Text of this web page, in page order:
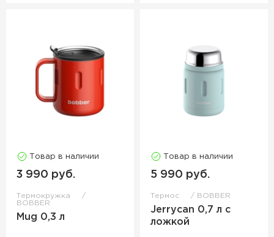
Товар в наличии
3 990 руб.
Термокружка
BOBBER
Mug 0,3 л
Товар в наличии
5 990 руб.
Термос BOBBER
Jerrycan 0,7 л с
ложкой